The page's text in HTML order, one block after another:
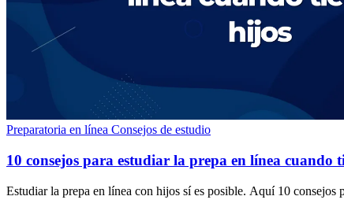
Preparatoria en línea Consejos de estudio
10 consejos para estudiar la prepa en línea cuando
Estudiar la prepa en línea con hijos sí es posible. Aquí 10 consejos